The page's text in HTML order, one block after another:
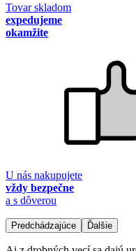
Tovar skladom
expedujeme
okamžite
U nás nakupujete
vždy bezpečne
a s dôverou
Predchádzajúce Ďalšie